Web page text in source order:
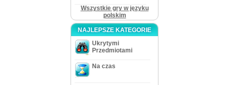
Wszystkie gry w języku
polskim
NAJLEPSZE KATEGORIE
Ukrytymi
Przedmiotami
Na czas